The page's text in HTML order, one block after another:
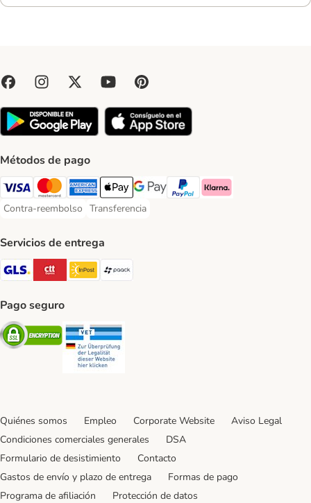
Métodos de pago
Visa Payment Method
Mastercard Payment Method
American Express Payment Method
Apple Pay Payment Method
Google Pay Payment Method
PayPal Payment Method
Klarna Payment Method
Contra-reembolso
Contra-reembolso Payment Method
Transferencia
Transferencia Payment Method
Servicios de entrega
GLS Shipping Method
CTTExpress Shipping Method
InPost Shipping Method
paack Shipping Method
Pago seguro
Security
Quiénes somos Empleo Corporate Website
Aviso Legal
Condiciones comerciales generales
DSA
Formulario de desistimiento
Contacto
Gastos de envío y plazo de entrega
Formas de pago
Programa de afiliación
Protección de datos